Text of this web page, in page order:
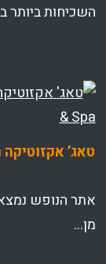
השכיחות ביותר
מן…